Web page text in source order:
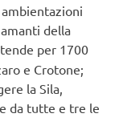
della
per 1700
e Crotone;
la Sila,
da tutte e tre le